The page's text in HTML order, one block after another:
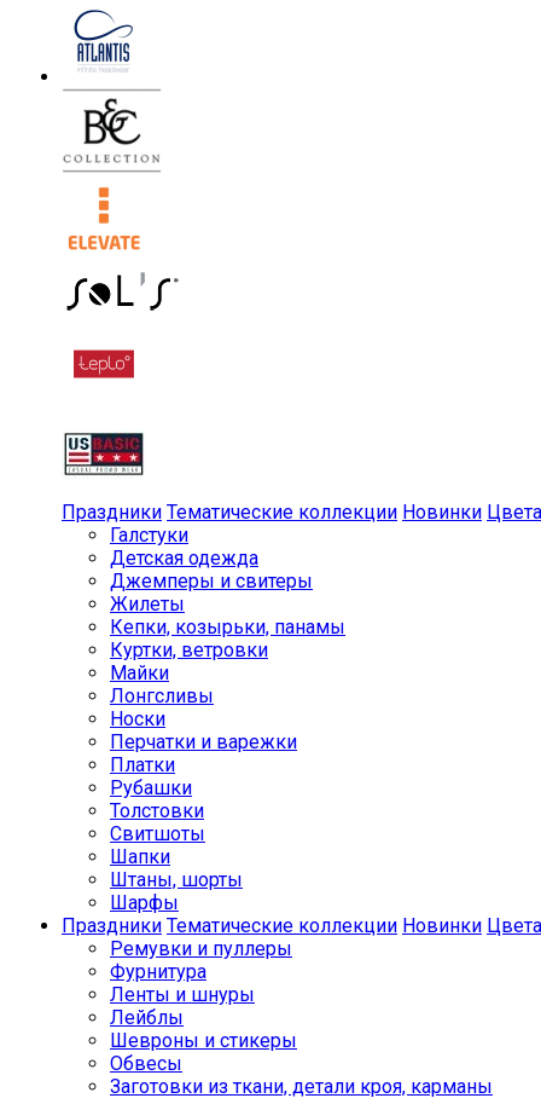
Праздники Тематические коллекции Новинки Цвета
Галстуки
Детская одежда
Джемперы и свитеры
Жилеты
Кепки, козырьки, панамы
Куртки, ветровки
Майки
Лонгсливы
Носки
Перчатки и варежки
Платки
Рубашки
Толстовки
Свитшоты
Шапки
Штаны, шорты
Шарфы
Праздники Тематические коллекции Новинки Цвета
Ремувки и пуллеры
Фурнитура
Ленты и шнуры
Лейблы
Шевроны и стикеры
Обвесы
Заготовки из ткани, детали кроя, карманы